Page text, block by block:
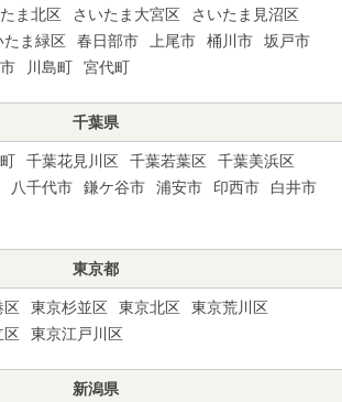
ま北区 さいたま大宮区
さいたま見沼区
たま緑区 春日部市 上尾市 桶川市
坂戸市
川島町 宮代町
千葉県
千葉花見川区 千葉若葉区
千葉美浜区
八千代市 鎌ケ谷市 浦安市 印西市
白井市
東京都
区 東京杉並区 東京北区
東京荒川区
区 東京江戸川区
新潟県